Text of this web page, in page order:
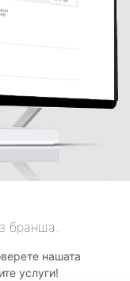
бранша.
нашата
услуги!